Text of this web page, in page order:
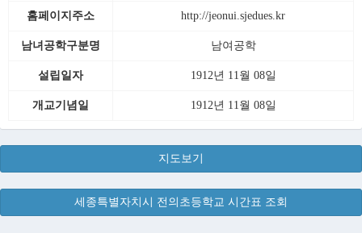
홈페이지주소 http://jeonui.sjedues.kr
남녀공학구분명 남여공학
설립일자 1912년 11월 08일
개교기념일 1912년 11월 08일
지도보기
세종특별자치시 전의초등학교 시간표 조회